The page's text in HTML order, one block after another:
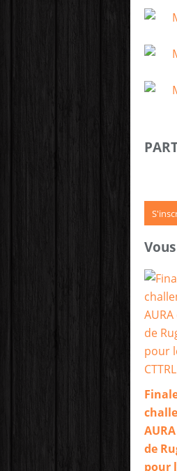
de
pour